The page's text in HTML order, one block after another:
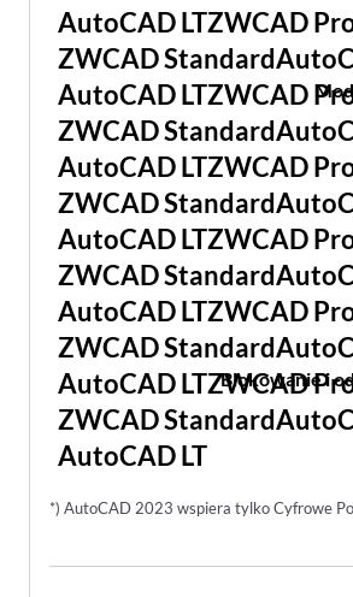
Blokowanie i
*) AutoCAD 2023 wspiera tylko Cyfrowe